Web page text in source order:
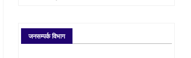
जनसम्पर्क विभाग